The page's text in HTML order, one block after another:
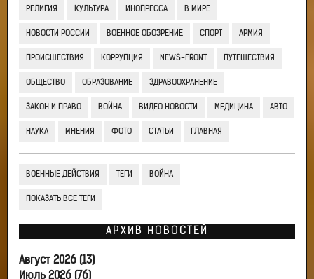
РЕЛИГИЯ КУЛЬТУРА ИНОПРЕССА В МИРЕ
НОВОСТИ РОССИИ ВОЕННОЕ ОБОЗРЕНИЕ СПОРТ АРМИЯ
ПРОИСШЕСТВИЯ КОРРУПЦИЯ NEWS-FRONT ПУТЕШЕСТВИЯ
ОБЩЕСТВО ОБРАЗОВАНИЕ ЗДРАВООХРАНЕНИЕ
ЗАКОН И ПРАВО ВОЙНА ВИДЕО НОВОСТИ МЕДИЦИНА АВТО
НАУКА МНЕНИЯ ФОТО СТАТЬИ ГЛАВНАЯ
ВОЕННЫЕ ДЕЙСТВИЯ ТЕГИ ВОЙНА
ПОКАЗАТЬ ВСЕ ТЕГИ
АРХИВ НОВОСТЕЙ
Август 2026 (13)
Июль 2026 (76)